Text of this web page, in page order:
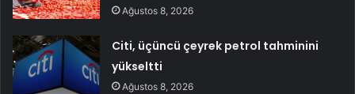
Ağustos 8, 2026
Citi, üçüncü çeyrek petrol tahminini
yükseltti
Ağustos 8, 2026